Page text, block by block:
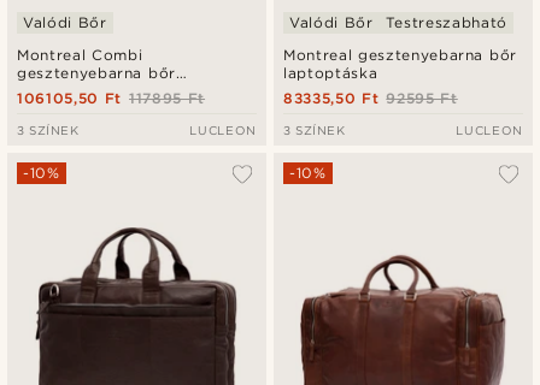
Montreal Combi
gesztenyebarna bőr
utazótáska
Valódi Bőr
117895 Ft
106105,50 Ft
3 SZÍNEK LUCLEON
Montreal gesztenyebarna bőr
laptoptáska
Valódi Bőr Testreszabható
92595 Ft
83335,50 Ft
3 SZÍNEK LUCLEON
-10% -10%